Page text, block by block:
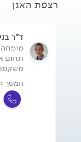
רצפת האגן
ד"ר
מומחה
תחום
המשך